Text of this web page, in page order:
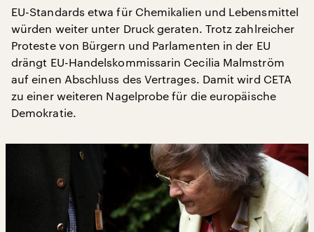
EU-Standards etwa für Chemikalien und Lebensmittel
würden weiter unter Druck geraten. Trotz zahlreicher
Proteste von Bürgern und Parlamenten in der EU
drängt EU-Handelskommissarin Cecilia Malmström
auf einen Abschluss des Vertrages. Damit wird CETA
zu einer weiteren Nagelprobe für die europäische
Demokratie.